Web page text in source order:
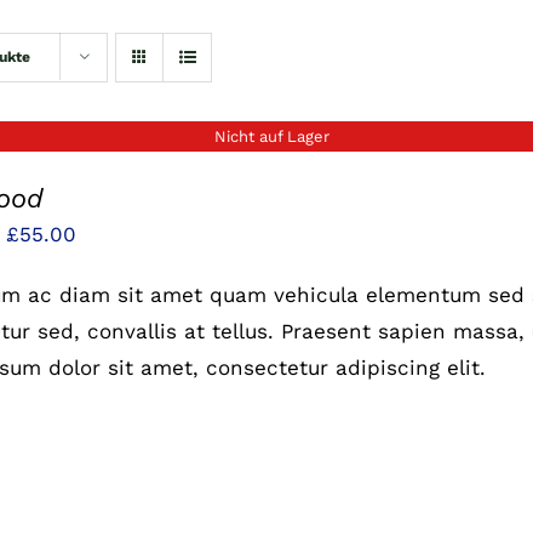
Nicht auf Lager
£55.00
bis
£55.00
ac diam sit amet quam vehicula elementum
sed, convallis at tellus. Praesent sapien
dolor sit amet, consectetur adipiscing elit.